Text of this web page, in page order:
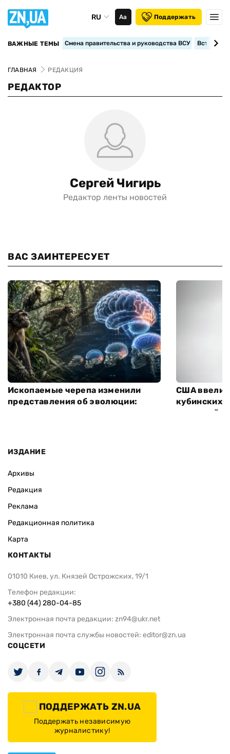
RU Аа Поддержать
ВАЖНЫЕ ТЕМЫ Смена правительства и руководства ВСУ
ГЛАВНАЯ РЕДАКЦИЯ
РЕДАКТОР
Сергей Чигирь
Редактор ленты новостей
ВАС ЗАИНТЕРЕСУЕТ
Ископаемые черепа изменили
представления об эволюции:
США ввели
кубинских
компаний,
ИЗДАНИЕ
Архивы
Редакция
Реклама
Редакционная политика
Карта
КОНТАКТЫ
01010 Киев, ул. Князей Острожских, 19/1
Телефон редакции:
+380 (44) 280-04-85
Электронная почта редакции: zn94@ukr.net
Электронная почта службы новостей: editor@zn.ua
СОЦСЕТИ
ПОДДЕРЖАТЬ ZN.UA
Поддержать независимую
журналистику!